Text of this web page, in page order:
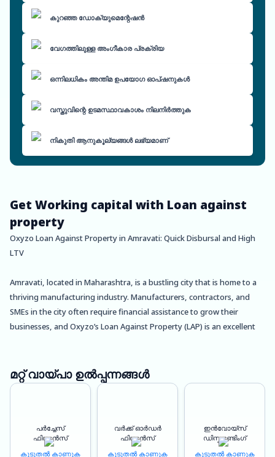
കുറഞ്ഞ ഡോക്യുമെന്റേഷൻ
വേഗത്തിലുള്ള അംഗീകാര പ്രക്രിയ
ഒന്നിലധികം അന്തിമ ഉപയോഗ ഓപ്ഷനുകൾ
വസ്തുവിന്റെ ഉടമസ്ഥാവകാശം നിലനിർത്തുക
നികുതി ആനുകൂല്യങ്ങൾ ലഭ്യമാണ്
Get Working capital with Loan against
property
Oxyzo Loan Against Property in Amravati: Quick Disbursal and High
LTV
Amravati, located in Maharashtra, is a bustling city that is home to a
thriving manufacturing industry. Manufacturers, contractors, and
SMEs in the city often require financial assistance to grow their
businesses, and Oxyzo’s Loan Against Property (LAP) is an excellent
Oxyzo’s LAP offers loans against land and property to business
owners who require funds for their operations. Unlike other types of
benefits such as a high LTV of up to 150%, quick disbursal within 24-
48 hours, and 100% digitized processes, making it a hassle-free
മറ്റ് വായ്പാ ഉൽപ്പന്നങ്ങൾ
പർച്ചേസ്
ഫിനാൻസ്
കൂടുതൽ കാണുക
വർക്ക് ഓർഡർ
ഫിനാൻസ്
കൂടുതൽ കാണുക
ഇൻവോയ്സ്
ഡിസ്കൗണ്ടിംഗ്
കൂടുതൽ കാണുക